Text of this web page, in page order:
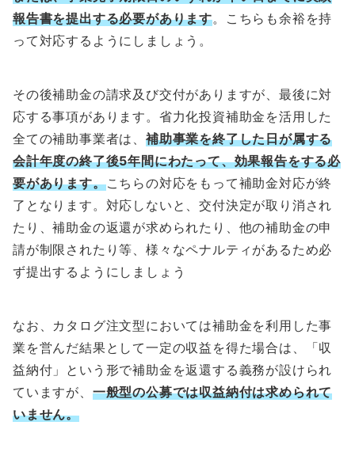
報告書を提出する必要があります。こちらも余裕を持
って対応するようにしましょう。
その後補助金の請求及び交付がありますが、最後に対
応する事項があります。省力化投資補助金を活用した
全ての補助事業者は、 補助事業を終了した日が属する
会計年度の終了後5年間にわたって、効果報告をする必
要があります。こちらの対応をもって補助金対応が終
了となります。対応しないと、交付決定が取り消され
たり、補助金の返還が求められたり、他の補助金の申
請が制限されたり等、様々なペナルティがあるため必
ず提出するようにしましょう
なお、カタログ注文型においては補助金を利用した事
業を営んだ結果として一定の収益を得た場合は、「収
益納付」という形で補助金を返還する義務が設けられ
ていますが、 一般型の公募では収益納付は求められて
いません。